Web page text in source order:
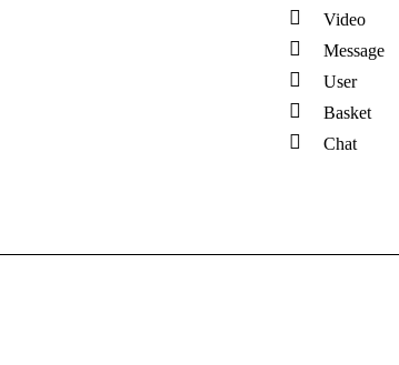
Video
Message
User
Basket
Chat